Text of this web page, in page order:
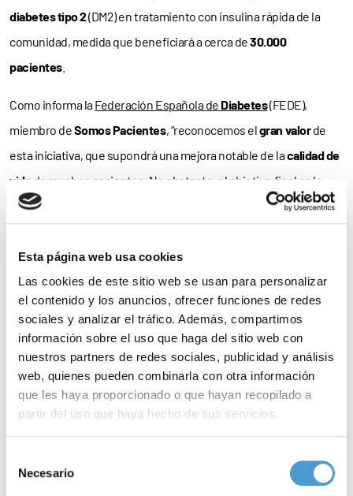
Esta página web usa cookies
Las cookies de este sitio web se usan para personalizar
el contenido y los anuncios, ofrecer funciones de redes
sociales y analizar el tráfico. Además, compartimos
información sobre el uso que haga del sitio web con
nuestros partners de redes sociales, publicidad y análisis
web, quienes pueden combinarla con otra información
que les haya proporcionado o que hayan recopilado a
partir del uso que haya hecho de sus servicios.
de cookies
Necesario
diabetes tipo 2(DM2) en tratamiento con insulina rápida de la
comunidad, medida que beneficiará a cerca de30.000
pacientes.
Como informa laFederación Española de Diabetes(FEDE),
miembro deSomos Pacientes, “reconocemos elgran valorde
esta iniciativa, que supondrá una mejora notable de lacalidad de
vida de muchos pacientes. No obstante, el objetivo final es la
extensión
de este sistema de monitorización a las personas con
a nivel nacionalmediante su inclusión en la
comunesdel Sistema Nacional de Salud (SNS)”.
Concretamente, y con la adopción de esta medida, Andalucía se
convierte en latercera regiónen la que los pacientes con
pueden acceder a este tipo de sistemas de monitorización, tras
País Vascoy, recientemente,Murcia.
El sistema ‘flash’ consiste en un dispositivo para la medición de